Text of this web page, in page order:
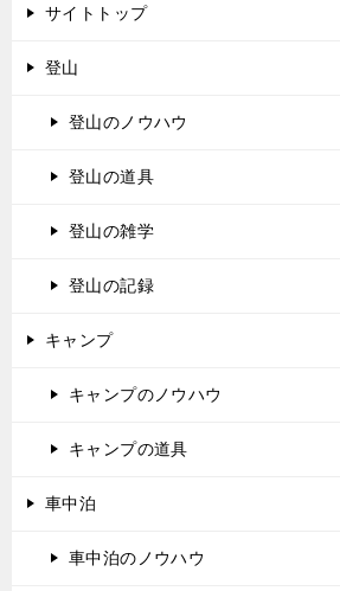
サイトトップ
登山
登山のノウハウ
登山の道具
登山の雑学
登山の記録
キャンプ
キャンプのノウハウ
キャンプの道具
車中泊
車中泊のノウハウ